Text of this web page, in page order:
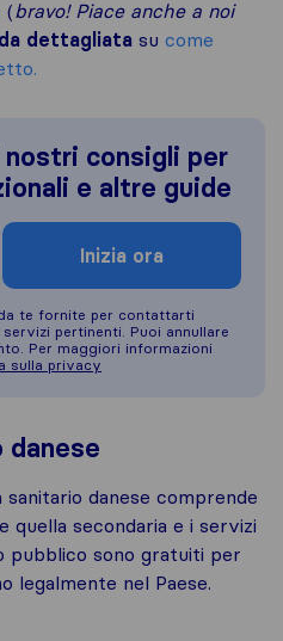
(bravo! Piace anche a noi
dettagliata su come
consigli per
e altre guide
Inizia ora
te fornite per contattarti
pertinenti. Puoi annullare
Per maggiori informazioni
sulla privacy
danese comprende
quella secondaria e i servizi
pubblico sono gratuiti per
legalmente nel Paese.